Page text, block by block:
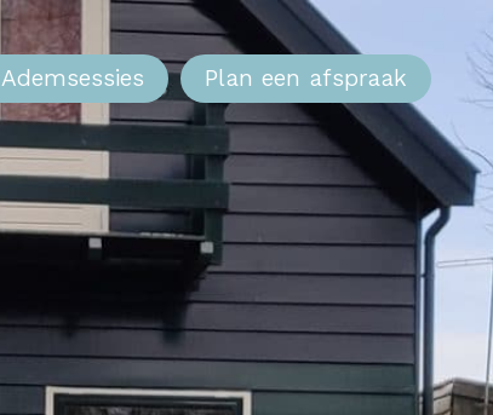
Ademsessies Plan een afspraak